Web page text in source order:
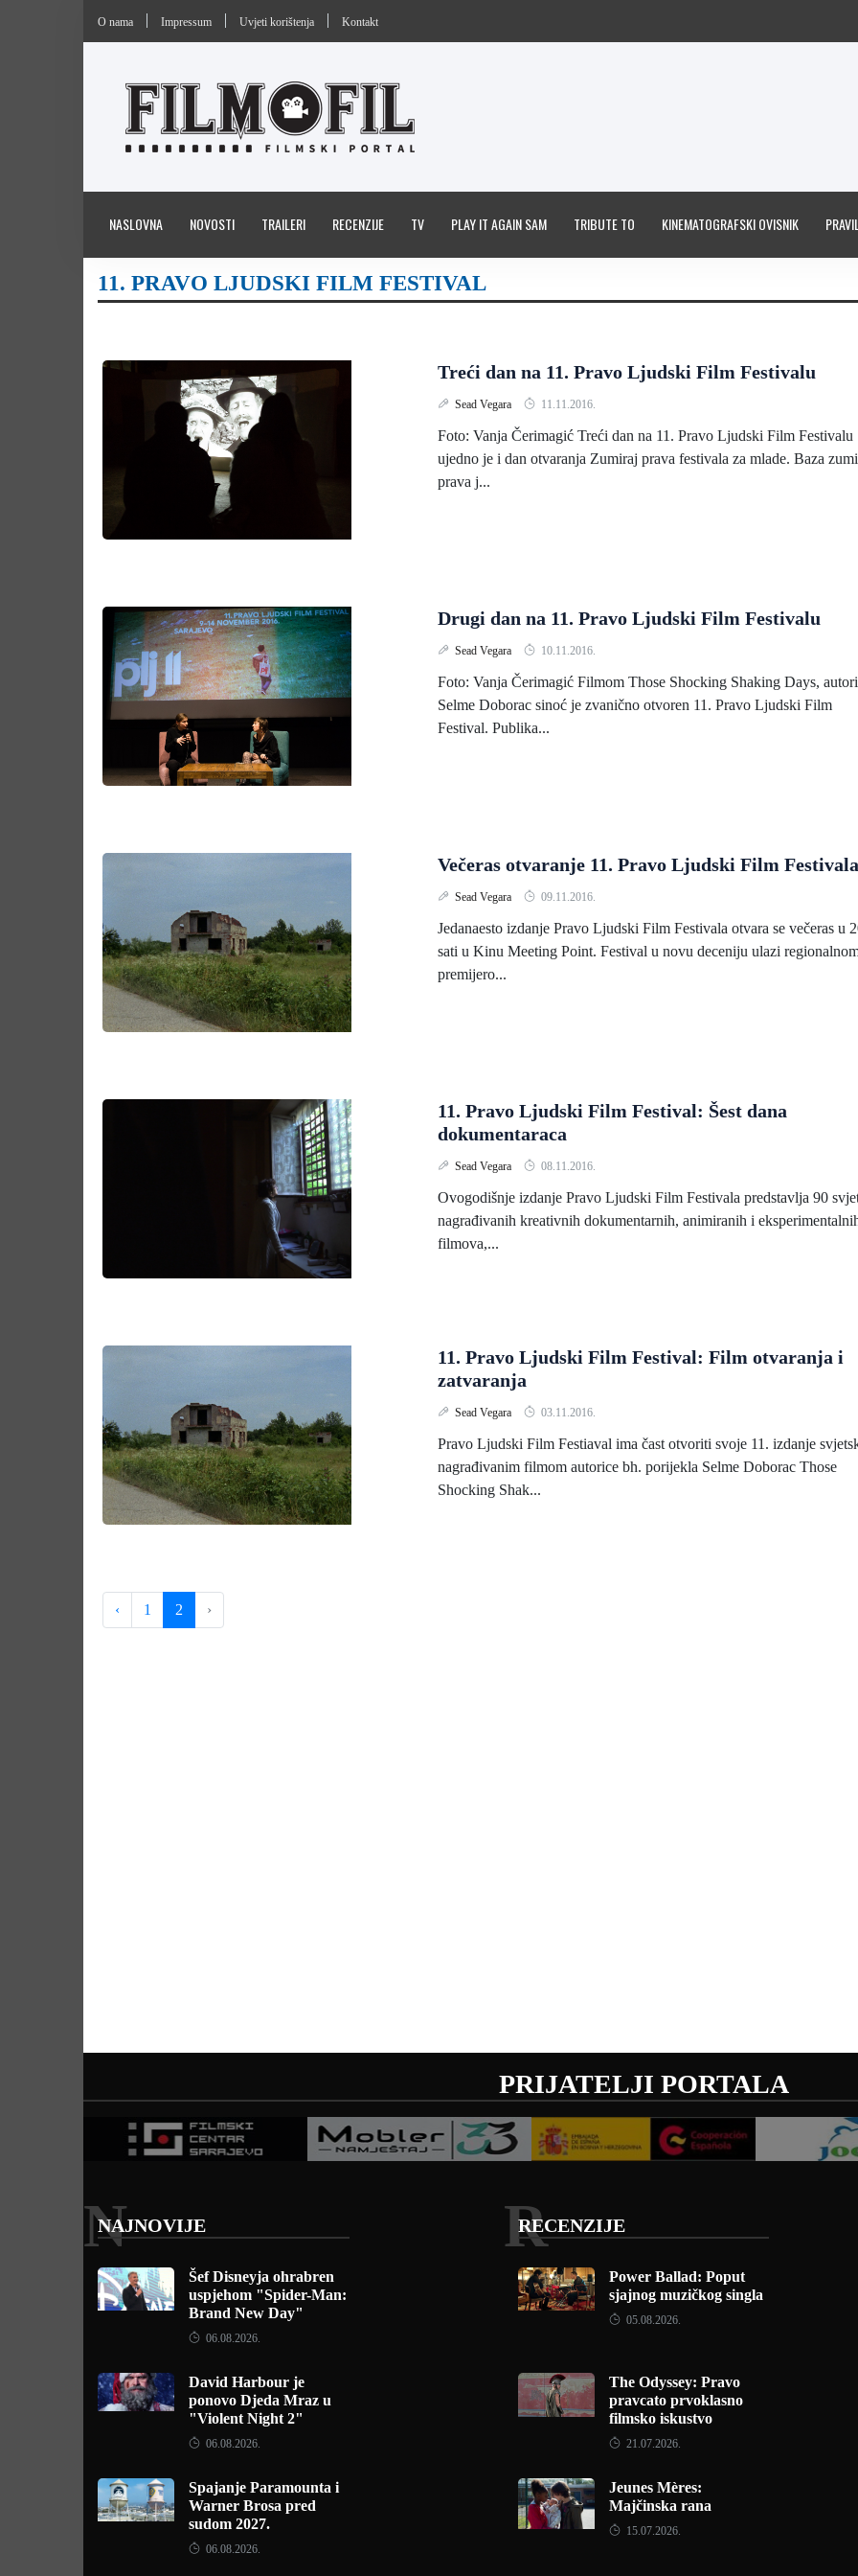
O nama Impressum Uvjeti korištenja Kontakt
NASLOVNA NOVOSTI TRAILERI RECENZIJE TV PLAY IT AGAIN SAM TRIBUTE TO KINEMATOGRAFSKI OVISNIK
11. PRAVO LJUDSKI FILM FESTIVAL
Treći dan na 11. Pravo Ljudski Film Festivalu
Sead Vegara 11.11.2016.
Foto: Vanja Čerimagić Treći dan na 11. Pravo Ljudski Film Festivalu
ujedno je i dan otvaranja Zumiraj prava festivala za mlade. Baza
prava j...
Drugi dan na 11. Pravo Ljudski Film Festivalu
Sead Vegara 10.11.2016.
Foto: Vanja Čerimagić Filmom Those Shocking Shaking Days,
Selme Doborac sinoć je zvanično otvoren 11. Pravo Ljudski Film
Festival. Publika...
Večeras otvaranje 11. Pravo Ljudski Film Festivala
Sead Vegara 09.11.2016.
Jedanaesto izdanje Pravo Ljudski Film Festivala otvara se večeras u
sati u Kinu Meeting Point. Festival u novu deceniju ulazi
premijero...
11. Pravo Ljudski Film Festival: Šest dana
dokumentaraca
Sead Vegara 08.11.2016.
Ovogodišnje izdanje Pravo Ljudski Film Festivala predstavlja 90
nagrađivanih kreativnih dokumentarnih, animiranih i
filmova,...
11. Pravo Ljudski Film Festival: Film otvaranja i
zatvaranja
Sead Vegara 03.11.2016.
Pravo Ljudski Film Festiaval ima čast otvoriti svoje 11. izdanje
nagrađivanim filmom autorice bh. porijekla Selme Doborac Those
Shocking Shak...
‹ 1 2 ›
PRIJATELJI PORTALA
NAJNOVIJE
N
Šef Disneyja ohrabren
uspjehom "Spider-Man:
Brand New Day"
06.08.2026.
David Harbour je
ponovo Djeda Mraz u
"Violent Night 2"
06.08.2026.
Spajanje Paramounta i
Warner Brosa pred
sudom 2027.
06.08.2026.
RECENZIJE
R
Power Ballad: Poput
sjajnog muzičkog singla
05.08.2026.
The Odyssey: Pravo
pravcato prvoklasno
filmsko iskustvo
21.07.2026.
Jeunes Mères:
Majčinska rana
15.07.2026.